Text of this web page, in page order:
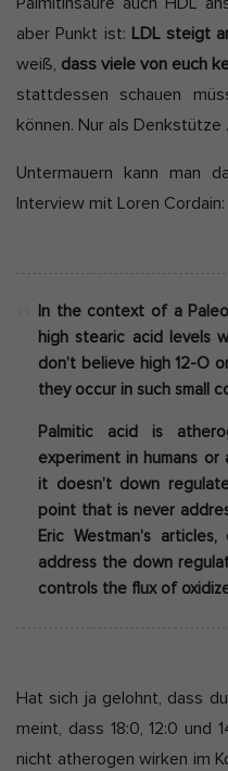
aber Punkt ist: LDL steigt
weiß, dass viele von euch
stattdessen schauen
können. Nur als Denkstütze
Untermauern kann man
Interview mit Loren Cordain:
In the context of a
high stearic acid levels
don’t believe high 12-O
they occur in such small
Palmitic acid is
experiment in humans
it doesn’t down
point that is never
Eric Westman’s
address the down
controls the flux of
Hat sich ja gelohnt, dass
meint, dass 18:0, 12:0 und
nicht atherogen wirken im